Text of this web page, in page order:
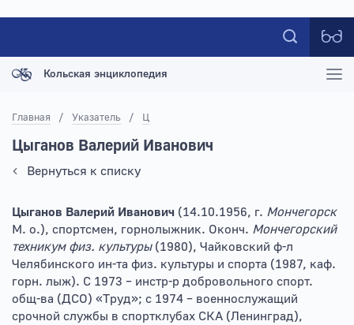
Кольская энциклопедия
Главная / Указатель / Ц
Цыганов Валерий Иванович
Вернуться к списку
Цыганов Валерий Иванович (14.10.1956, г. Мончегорск
М. о.), спортсмен, горнолыжник. Оконч. Мончегорский
техникум физ. культуры(1980), Чайковский ф-л
Челябинского ин-та физ. культуры и спорта (1987, каф.
горн. лыж). С 1973 – инстр-р добровольного спорт.
общ-ва (ДСО) «Труд»; с 1974 – военнослужащий
срочной службы в спортклубах СКА (Ленинград),